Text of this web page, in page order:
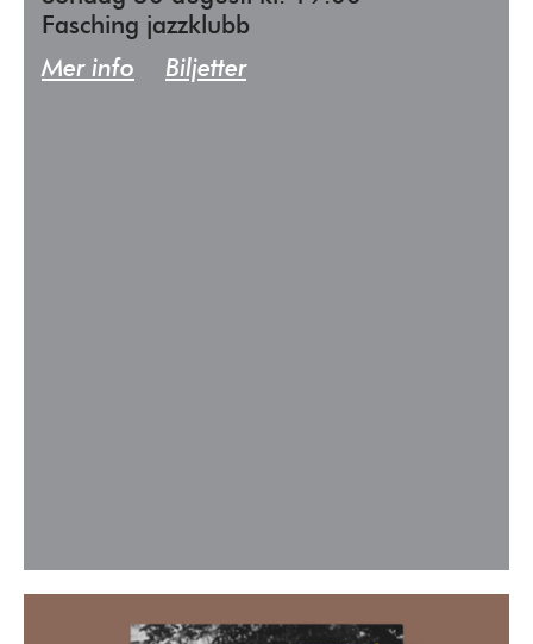
Fasching jazzklubb
Mer info
Biljetter